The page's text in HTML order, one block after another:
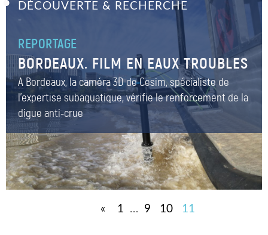
DÉCOUVERTE & RECHERCHE
–
REPORTAGE
BORDEAUX. FILM EN EAUX TROUBLES
A Bordeaux, la caméra 3D de Cesim, spécialiste de
l’expertise subaquatique, vérifie le renforcement de la
digue anti-crue
« 1 … 9 10 11